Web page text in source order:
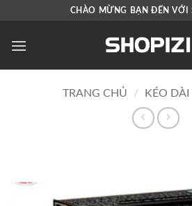
nội
CHÀO MỪNG BẠN ĐẾN VỚI
TRANG CHỦ / KÉO